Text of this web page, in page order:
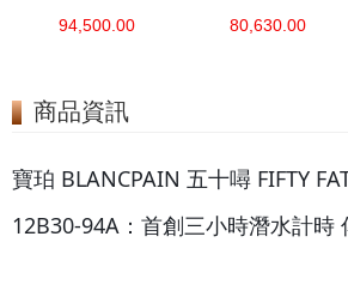
94,500.00 80,630.00
商品資訊
寶珀 BLANCPAIN 五十噚 FIFTY
12B30-94A：首創三小時潛水計時